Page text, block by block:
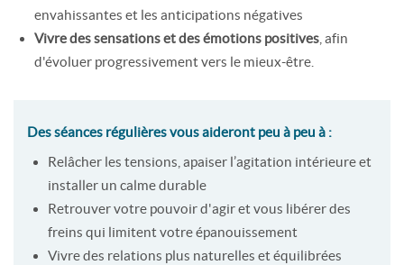
envahissantes et les anticipations négatives
Vivre des sensations et des émotions positives, afin
d'évoluer progressivement vers le mieux-être.
Des séances régulières vous aideront peu à peu à :
Relâcher les tensions, apaiser l’agitation intérieure et
installer un calme durable
Retrouver votre pouvoir d'agir et vous libérer des
freins qui limitent votre épanouissement
Vivre des relations plus naturelles et équilibrées